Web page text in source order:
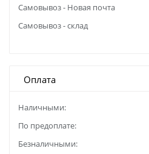
Самовывоз - Новая почта
Самовывоз - склад
Оплата
Наличными:
По предоплате:
Безналичными: